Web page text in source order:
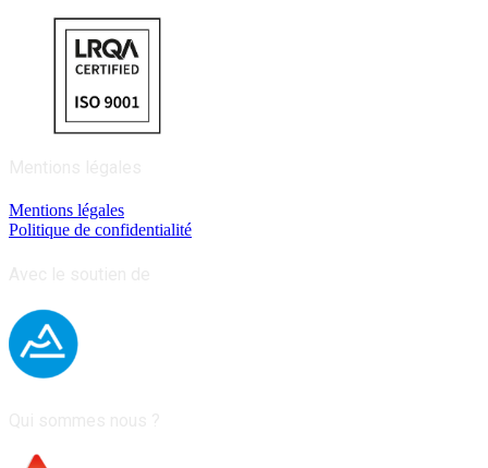
Mentions légales
Politique de confidentialité